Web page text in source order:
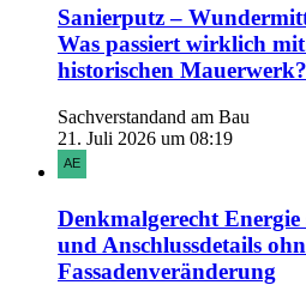
Sanierputz –
Was passiert wirklich
historischen Mauerwerk?
Sachverstandand am Bau
21. Juli 2026 um 08:19
Denkmalgerecht
und Anschlussdetails
Fassadenveränderung